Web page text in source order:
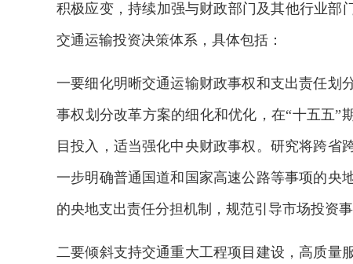
积极应变，持续加强与财政部门及其他行业部
交通运输投资决策体系，具体包括：
一要细化明晰交通运输财政事权和支出责任划
事权划分改革方案的细化和优化，在“十五五”
目投入，适当强化中央财政事权。研究将跨省
一步明确普通国道和国家高速公路等事项的央
的央地支出责任分担机制，规范引导市场投资
二要倾斜支持交通重大工程项目建设，高质量